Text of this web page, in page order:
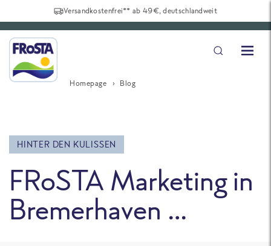
Versandkostenfrei** ab 49€, deutschlandweit
Homepage Blog
HINTER DEN KULISSEN
FRoSTA Marketing in
Bremerhaven …